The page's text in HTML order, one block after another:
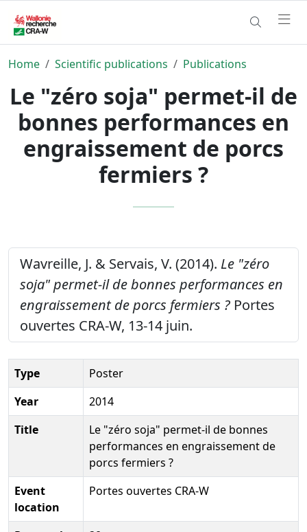
Home Scientific publications Publications
Le "zéro soja" permet-il de
bonnes performances en
engraissement de porcs
fermiers ?
Wavreille, J. & Servais, V. (2014). Le "zéro
soja" permet-il de bonnes performances en
engraissement de porcs fermiers ? Portes
ouvertes CRA-W, 13-14 juin.
Type
Poster
Year
2014
Title
Le "zéro soja" permet-il de bonnes
performances en engraissement de
porcs fermiers ?
Event
location
Portes ouvertes CRA-W